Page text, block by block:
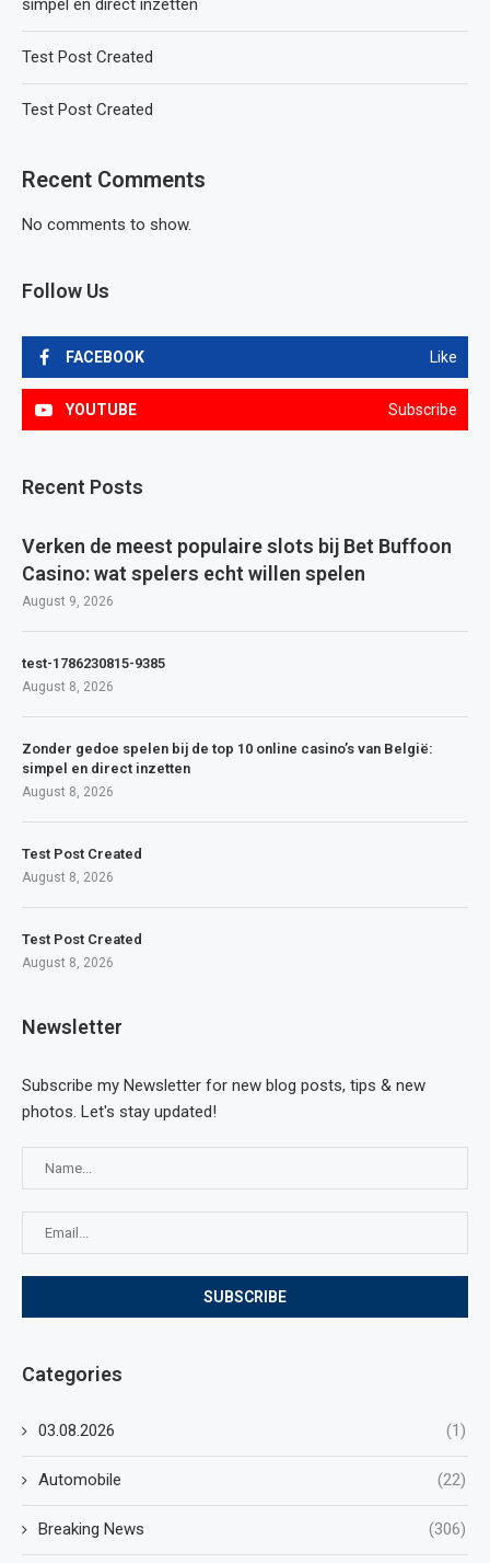
simpel en direct inzetten
Test Post Created
Test Post Created
Recent Comments
No comments to show.
Follow Us
FACEBOOK Like
YOUTUBE Subscribe
Recent Posts
Verken de meest populaire slots bij Bet Buffoon
Casino: wat spelers echt willen spelen
August 9, 2026
test-1786230815-9385
August 8, 2026
Zonder gedoe spelen bij de top 10 online casino’s van België:
simpel en direct inzetten
August 8, 2026
Test Post Created
August 8, 2026
Test Post Created
August 8, 2026
Newsletter
Subscribe my Newsletter for new blog posts, tips & new
photos. Let's stay updated!
Categories
03.08.2026 (1)
Automobile (22)
Breaking News (306)